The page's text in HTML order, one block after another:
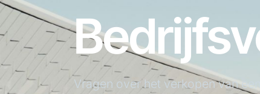
Vragen over het verkopen van